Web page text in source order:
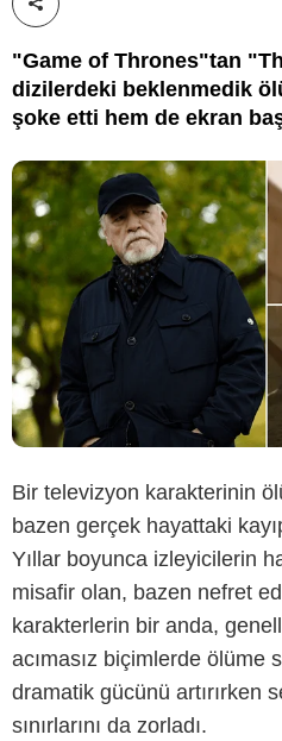
Paylaş!
"Game of Thrones"tan
dizilerdeki beklenmedik
şoke etti hem de ekran
Bir televizyon karakterinin
bazen gerçek hayattaki
Yıllar boyunca izleyicilerin
misafir olan, bazen nefret
karakterlerin bir anda,
acımasız biçimlerde ölüme
dramatik gücünü artırırken
sınırlarını da zorladı.